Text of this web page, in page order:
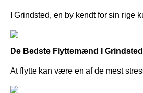
I Grindsted, en by kendt for sin rige
De Bedste Flyttemænd I Grindsted
At flytte kan være en af de mest